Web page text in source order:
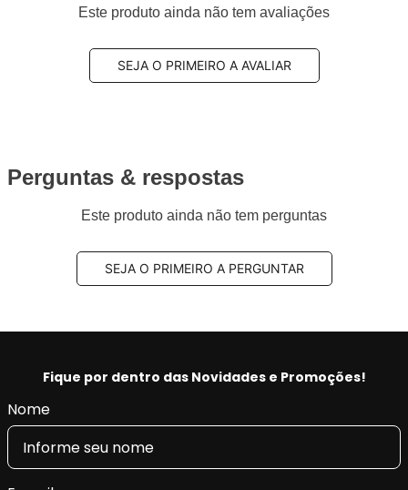
Este produto ainda não tem avaliações
SEJA O PRIMEIRO A AVALIAR
Perguntas & respostas
Este produto ainda não tem perguntas
SEJA O PRIMEIRO A PERGUNTAR
Fique por dentro das Novidades e Promoções!
Nome